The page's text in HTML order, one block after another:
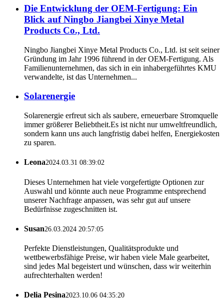
Die Entwicklung der OEM-Fertigung: Ein
Blick auf Ningbo Jiangbei Xinye Metal
Products Co., Ltd.
Ningbo Jiangbei Xinye Metal Products Co., Ltd. ist seit seiner
Gründung im Jahr 1996 führend in der OEM-Fertigung. Als
Familienunternehmen, das sich in ein inhabergeführtes KMU
verwandelte, ist das Unternehmen...
Solarenergie
Solarenergie erfreut sich als saubere, erneuerbare Stromquelle
immer größerer Beliebtheit.Es ist nicht nur umweltfreundlich,
sondern kann uns auch langfristig dabei helfen, Energiekosten
zu sparen.
Leona2024.03.31 08:39:02
Dieses Unternehmen hat viele vorgefertigte Optionen zur
Auswahl und könnte auch neue Programme entsprechend
unserer Nachfrage anpassen, was sehr gut auf unsere
Bedürfnisse zugeschnitten ist.
Susan26.03.2024 20:57:05
Perfekte Dienstleistungen, Qualitätsprodukte und
wettbewerbsfähige Preise, wir haben viele Male gearbeitet,
sind jedes Mal begeistert und wünschen, dass wir weiterhin
aufrechterhalten werden!
Delia Pesina2023.10.06 04:35:20